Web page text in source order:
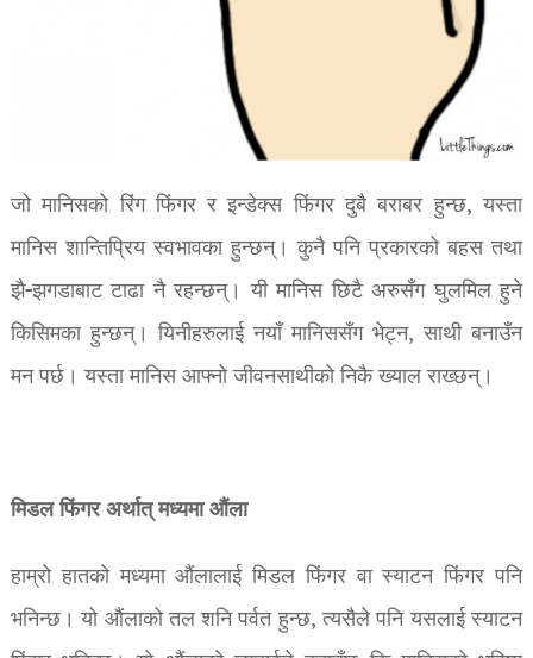
जो मानिसको रिंग फिंगर र इन्डेक्स फिंगर दुबै बराबर हुन्छ, यस्ता
मानिस शान्तिप्रिय स्वभावका हुन्छन्। कुनै पनि प्रकारको बहस तथा
झै-झगडाबाट टाढा नै रहन्छन्। यी मानिस छिटै अरुसँग घुलमिल हुने
किसिमका हुन्छन्। यिनीहरुलाई नयाँ मानिससँग भेट्न, साथी बनाउँन
मन पर्छ। यस्ता मानिस आफ्नो जीवनसाथीको निकै ख्याल राख्छन्।
मिडल फिंगर अर्थात् मध्यमा औंला
हाम्रो हातको मध्यमा औंलालाई मिडल फिंगर वा स्याटन फिंगर पनि
भनिन्छ। यो औंलाको तल शनि पर्वत हुन्छ, त्यसैले पनि यसलाई स्याटन